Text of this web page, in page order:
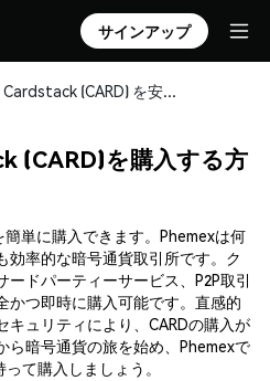
サインアップ
Cardstack (CARD) を安全に購入・保管
(CARD)を購入する方
単に購入できます。Phemexは何
効率的な暗号通貨取引所です。ク
ドパーティーサービス、P2P取引
かつ即時に購入可能です。直感的
キュリティにより、CARDの購入が
ら暗号通貨の旅を始め、Phemexで
て購入しましょう。